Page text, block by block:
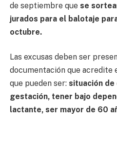
de septiembre que se
jurados para el balotaje
octubre.
Las excusas deben ser
documentación que acredite
que pueden ser: situación
gestación, tener bajo
lactante, ser mayor de 60